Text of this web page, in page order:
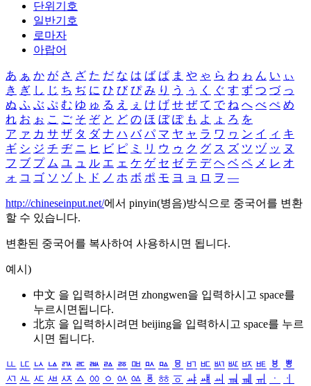
단위기호
일반기호
로마자
아랍어
あ ぁ か が さ ざ た だ な は ば ぱ ま や ゃ ら わ ゎ ん い ぃ
き ぎ し じ ち ぢ に ひ び ぴ み り う ぅ く ぐ す ず つ づ っ
ぬ ふ ぶ ぷ む ゆ ゅ る え ぇ け げ せ ぜ て で ね へ べ ぺ め
れ お ぉ こ ご そ ぞ と ど の ほ ぼ ぽ も よ ょ ろ を
ア ァ カ サ ザ タ ダ ナ ハ バ パ マ ヤ ャ ラ ワ ヮ ン イ ィ キ
ギ シ ジ チ ヂ ニ ヒ ビ ピ ミ リ ウ ゥ ク グ ス ズ ツ ヅ ッ ヌ
フ ブ プ ム ユ ュ ル エ ェ ケ ゲ セ ゼ テ デ ヘ ベ ペ メ レ オ
ォ コ ゴ ソ ゾ ト ド ノ ホ ボ ポ モ ヨ ョ ロ ヲ ―
http://chineseinput.net/에서 pinyin(병음)방식으로 중국어를 변환
할 수 있습니다.
변환된 중국어를 복사하여 사용하시면 됩니다.
예시)
中文 을 입력하시려면 zhongwen을 입력하시고 space를
누르시면됩니다.
北京 을 입력하시려면 beijing을 입력하시고 space를 누르
시면 됩니다.
ㅥ ㅦ ㅧ ㅨ ㅩ ㅪ ㅫ ㅬ ㅭ ㅮ ㅯ ㅰ ㅱ ㅲ ㅳ ㅴ ㅵ ㅶ ㅷ ㅸ
ㅹ
ㅺ ㅻ ㅼ ㅽ ㅾ ㅿ ㆀ ㆁ ㆂ ㆃ ㆄ ㆅ ㆆ ㆇ ㆈ ㆉ ㆊ ㆋ ㆌ ㆍ
ㆎ